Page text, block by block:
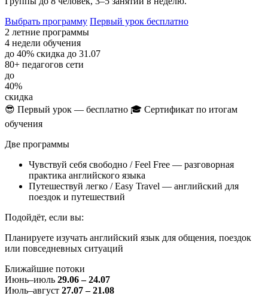
Выбрать программу Первый урок бесплатно
2 летние программы
4 недели обучения
до 40% скидка до 31.07
80+ педагогов сети
до
40%
скидка
😎 Первый урок — бесплатно 🎓 Сертификат по итогам
обучения
Две программы
Чувствуй себя свободно / Feel Free — разговорная
практика английского языка
Путешествуй легко / Easy Travel — английский для
поездок и путешествий
Подойдёт, если вы:
Планируете изучать английский язык для общения, поездок
или повседневных ситуаций
Ближайшие потоки
Июнь–июль 29.06 – 24.07
Июль–август 27.07 – 21.08